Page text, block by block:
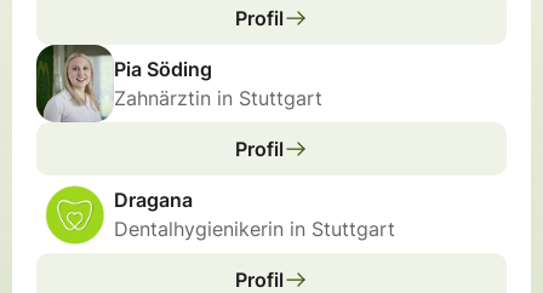
Profil
Pia Söding
Zahnärztin in Stuttgart
Profil
Dragana
Dentalhygienikerin in Stuttgart
Profil